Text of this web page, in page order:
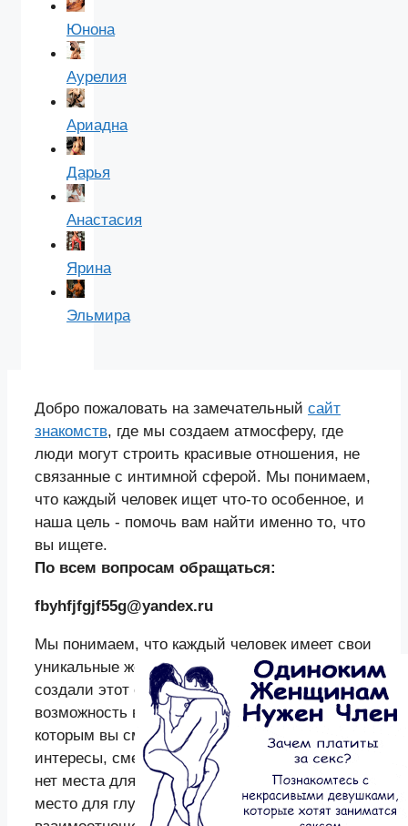
Юнона
Аурелия
Ариадна
Дарья
Анастасия
Ярина
Эльмира
Добро пожаловать на замечательный сайт
знакомств, где мы создаем атмосферу, где
люди могут строить красивые отношения, не
связанные с интимной сферой. Мы понимаем,
что каждый человек ищет что-то особенное, и
наша цель - помочь вам найти именно то, что
вы ищете.
По всем вопросам обращаться:
fbyhfjfgjf55g@yandex.ru
Мы понимаем, что каждый человек имеет свои
уникальные желания и ожидания. Поэтому мы
создали этот сайт, чтобы предоставить вам
возможность встретить душевного партнера, с
которым вы сможете разделить свои
интересы, смех и радость жизни. Здесь у нас
нет места для интимных отношений - это
место для глубоких и искренних